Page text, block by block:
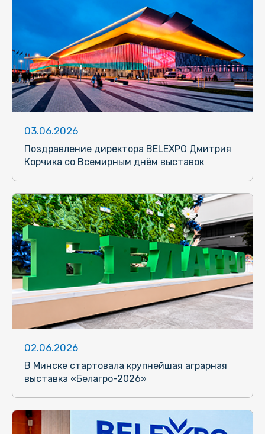
03.06.2026
Поздравление директора BELEXPO Дмитрия
Корчика со Всемирным днём выставок
02.06.2026
В Минске стартовала крупнейшая аграрная
выставка «Белагро-2026»